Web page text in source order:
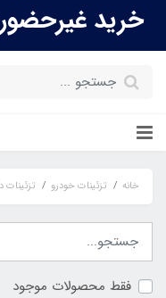
خرید
خانه تزئینات خودرو تزئینات
فقط محصولات موجود